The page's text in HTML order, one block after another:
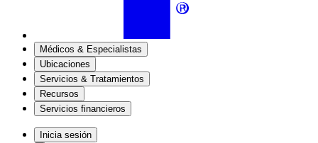
Médicos & Especialistas
Ubicaciones
Servicios & Tratamientos
Recursos
Servicios financieros
Inicia sesión